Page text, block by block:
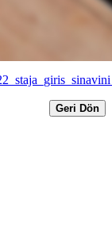
Geri Dön